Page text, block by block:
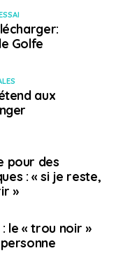
Golfe
aux
pour des
: « si je reste,
»
le « trou noir »